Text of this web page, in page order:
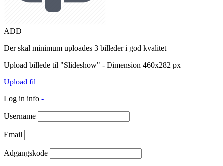
ADD
Der skal minimum uploades 3 billeder i god kvalitet
Upload billede til "Slideshow" - Dimension 460x282 px
Upload fil
Log in info -
Username
Email
Adgangskode